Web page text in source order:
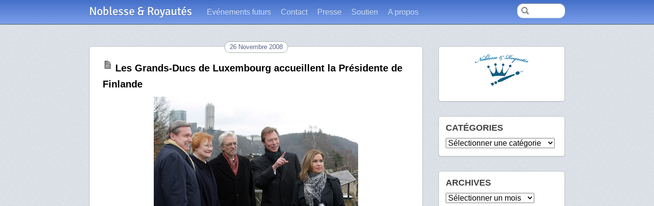
Noblesse & Royautés Evénements futurs Contact Presse Soutien A propos
26 Novembre 2008
Les Grands-Ducs de Luxembourg accueillent la Présidente de
Finlande
CATÉGORIES
Catégories
ARCHIVES
Archives